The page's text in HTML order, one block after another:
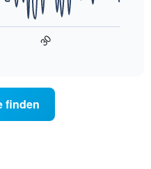
30
finden